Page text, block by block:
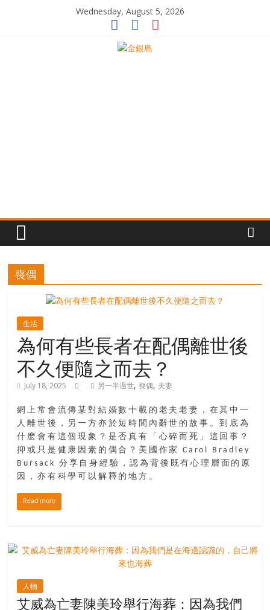
Wednesday, August 5, 2026
命
的
藏
金
銀
島
共
共
樂
共
創
人
場
伴
歷
險
喪偶
生活
為何有些長者在配偶離世後
不久便隨之而去？
July 18, 2025 另一半過世,喪偶, 夫妻
網上常會流傳某對結婚數十載的老夫老妻，在其中一
人離世後，另一方亦於短時間內辭世的故事。到底為
什麽會有這個現象？是否真有「心碎而死」這回事？
抑或只是健康因素的偶合？美國作家 Carol Bradley
Bursack 分享自身經驗，認為背後既有心理層面的原
因，亦有科學可以解釋的地方。
Read more
人物
艾威為亡妻陳美玲舉行海葬：因為我們